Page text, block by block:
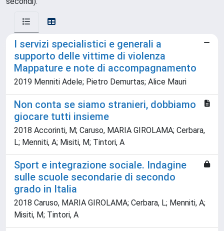
I servizi specialistici e generali a
supporto delle vittime di violenza
Mappature e note di accompagnamento
2019 Menniti Adele; Pietro Demurtas; Alice Mauri
Non conta se siamo stranieri, dobbiamo
giocare tutti insieme
2018 Accorinti, M; Caruso, MARIA GIROLAMA; Cerbara,
L; Menniti, A; Misiti, M; Tintori, A
Sport e integrazione sociale. Indagine
sulle scuole secondarie di secondo
grado in Italia
2018 Caruso, MARIA GIROLAMA; Cerbara, L; Menniti, A;
Misiti, M; Tintori, A